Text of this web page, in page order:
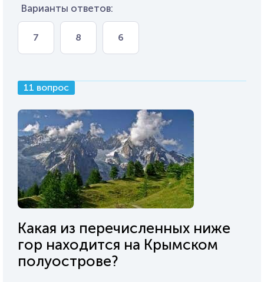
Варианты ответов:
7 8 6
11 вопрос
Какая из перечисленных ниже
гор находится на Крымском
полуострове?